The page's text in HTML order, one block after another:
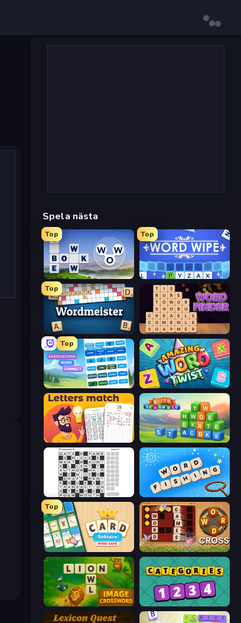
Spela nästa
Top
Words of Wonders
Top
Word Wipe
Top
Wordmeister Word Finder
Top
Associations - Word Connect Amazing Word Twist
Letters Match Kitty Scramble: Word Stacks
Crossword Word Fishing
Top
Word Cross
Image Crossword Categories